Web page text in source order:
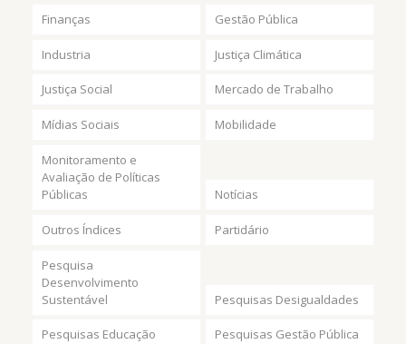
Finanças Gestão Pública
Industria Justiça Climática
Justiça Social Mercado de Trabalho
Mídias Sociais Mobilidade
Monitoramento e
Avaliação de Políticas
Públicas
Notícias
Outros Índices Partidário
Pesquisa
Desenvolvimento
Sustentável
Pesquisas Desigualdades
Pesquisas Educação Pesquisas Gestão Pública